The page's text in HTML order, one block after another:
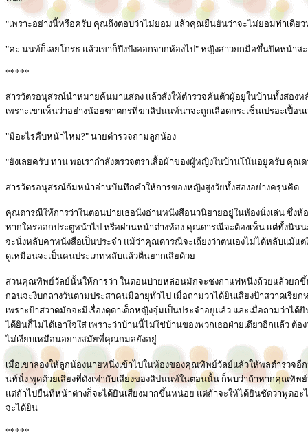
"เพราะอย่างนี้หรือครับ คุณถึงตอบว่าไม่ยอม แล้วคุณยืนยันว่าจะไม่ยอมท่าเดียว
"ค่ะ นนท์ก็เลยโกรธ แล้วเขาก็ปึงปังออกจากห้องไป" หญิงสาวยกมือขึ้นปิดหน้าส
*****
สารวัตรอนุสรณ์นำหมายค้นมาแสดง แล้วสั่งให้ตำรวจค้นตัวผู้อยู่ในบ้านทั้งสองห
เพราะเขาเห็นว่าอย่างน้อยฆาตกรที่ฆ่าลิปนนท์น่าจะถูกเลือดกระเซ็นเปรอะเปื้อน
"มีอะไรคืบหน้าไหม?" นายตำรวจถามลูกน้อง
"ยังเลยครับ ท่าน พอเรากำลังตรวจตราเสื้อผ้าของผู้หญิงในบ้านโน้นอยู่ครับ คุ
สารวัตรอนุสรณ์ก้มหน้าอ่านบันทึกคำให้การของหญิงสูงวัยทั้งสองอย่างครุ่นคิด
คุณดารณีให้การว่าในตอนบ่ายเธอนั่งอ่านหนังสือนวนิยายอยู่ในห้องนั่งเล่น ซึ่
หากใครออกประตูหน้าไป หรือผ่านหน้าต่างห้อง คุณดารณีจะต้องเห็น แต่ทั้งนิ
จะนั่งหลับคาหนังสือเป็นประจำ แม้ว่าคุณดารณีจะเถียงว่าตนเองไม่ได้หลับแม้แ
ดูเหมือนจะเป็นคนประเภทหลับแล้วตื่นยากเสียด้วย
ส่วนคุณทิพย์วัลย์นั้นให้การว่า ในตอนบ่ายหล่อนมักจะชงกาแฟหนึ่งถ้วยแล้วยก
ก่อนจะงีบกลางวันตามประสาคนมีอายุทั่วไป เมื่อถามว่าได้ยินเสียงป้าสวาดเรี
เพราะป้าสวาดมักจะมีเรื่องดุด่าเด็กหญิงจุ๋มเป็นประจำอยู่แล้ว และเมื่อถามว่า
ได้ยินก็ไม่ได้เอาใจใส่ เพราะว่าบ้านนี้ไม่ใช่บ้านของพวกเธอฝ่ายเดียวอีกแล้ว
ไม่เงียบเหมือนอย่างสมัยที่คุณกมลยังอยู่
เมื่อเขาลองให้ลูกน้องนายหนึ่งเข้าไปในห้องของคุณทิพย์วัลย์แล้วให้พลตำรวจ
นท์นั่ง พูดด้วยเสียงที่ดังเท่ากับเสียงของสิปนนท์ในตอนนั้น ก็พบว่าถ้าหากคุณทิพ
แต่ถ้าไปยืนที่หน้าต่างก็จะได้ยินเสียงมากขึ้นหน่อย แต่ถ้าจะให้ได้ยินชัดว่าพูดอะ
จะได้ยิน
*****